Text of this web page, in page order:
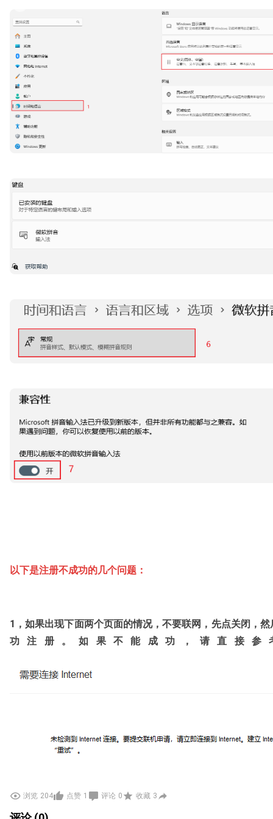
以下是注册不成功的几个问题：
1，如果出现下面两个页面的情况，不要联网，先点关闭，
功注册。如果不能成功，请直接参
浏览 204 点赞 1 评论 0 收藏 3